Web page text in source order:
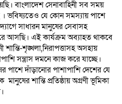
বাংলাদেশ সেনাবাহিনী সব সময়
ভবিষ্যতেও যে কোন সমস্যায় পাশে
সাধারন মানুষের সেবাসহ
আসছি। এই কার্যক্রম অব্যাহত থাকবে
শান্তি-শৃঙ্খলা,নিরাপত্তাসহ অসহায়
সন্ত্রাস দমনে কাজ করে যাচ্ছে।
পাশে দাঁড়ানোর পাশাপাশি দেশের যে
মানুষের শান্তি প্রতিষ্ঠায় অগ্রণী ভূমিকা